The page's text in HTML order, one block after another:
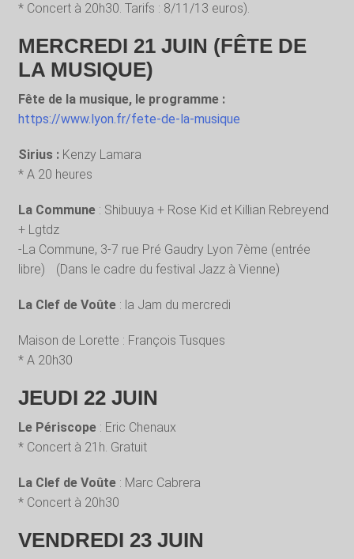
* Concert à 20h30. Tarifs : 8/11/13 euros).
MERCREDI 21 JUIN (FÊTE DE
LA MUSIQUE)
Fête de la musique, le programme :
https://www.lyon.fr/fete-de-la-musique
Sirius : Kenzy Lamara
* A 20 heures
La Commune: Shibuuya + Rose Kid et Killian Rebreyend
+ Lgtdz
-La Commune, 3-7 rue Pré Gaudry Lyon 7ème (entrée
libre) (Dans le cadre du festival Jazz à Vienne)
La Clef de Voûte: la Jam du mercredi
Maison de Lorette : François Tusques
* A 20h30
JEUDI 22 JUIN
Le Périscope: Eric Chenaux
* Concert à 21h. Gratuit
La Clef de Voûte: Marc Cabrera
* Concert à 20h30
VENDREDI 23 JUIN